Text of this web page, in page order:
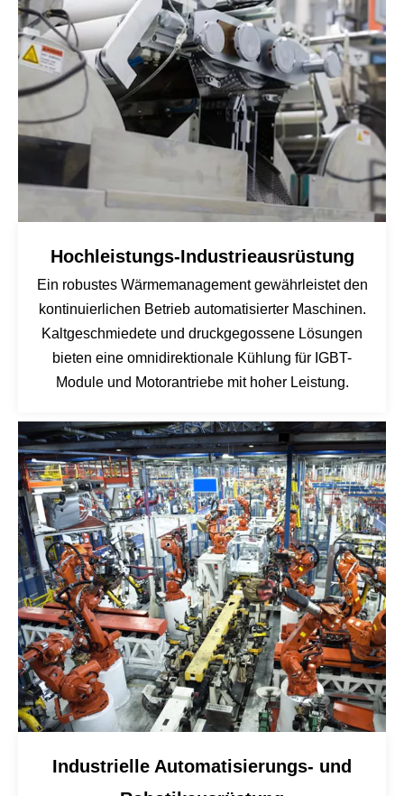
Hochleistungs-Industrieausrüstung
Ein robustes Wärmemanagement gewährleistet den
kontinuierlichen Betrieb automatisierter Maschinen.
Kaltgeschmiedete und druckgegossene Lösungen
bieten eine omnidirektionale Kühlung für IGBT-
Module und Motorantriebe mit hoher Leistung.
Industrielle Automatisierungs- und